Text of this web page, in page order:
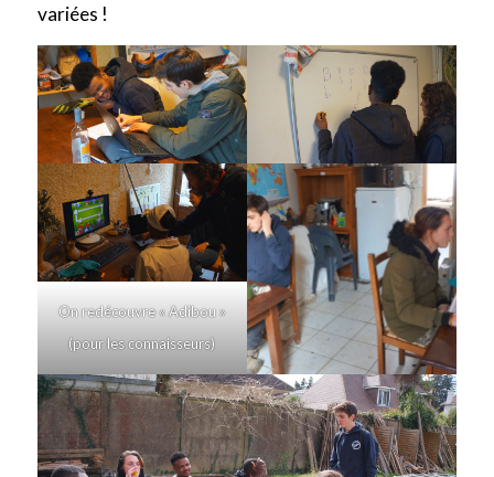
variées !
On redécouvre « Adibou »
(pour les connaisseurs)